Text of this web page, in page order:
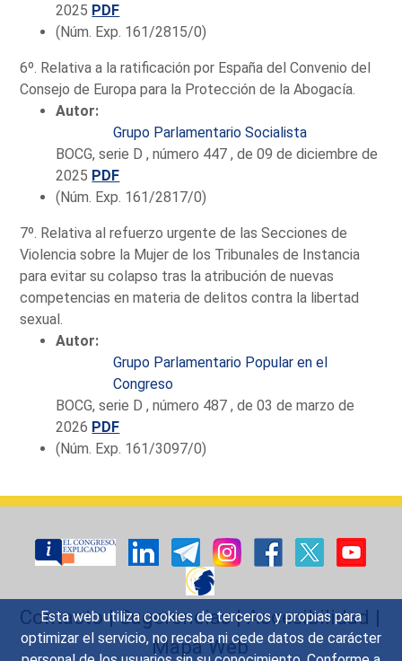
Esta web utiliza cookies de terceros y propias para
optimizar el servicio, no recaba ni cede datos de carácter
2025 PDF
(Núm. Exp. 161/2815/0)
6º. Relativa a la ratificación por España del Convenio del
Consejo de Europa para la Protección de la Abogacía.
Autor:
Grupo Parlamentario Socialista
BOCG, serie D , número 447 , de 09 de diciembre de
2025 PDF
(Núm. Exp. 161/2817/0)
7º. Relativa al refuerzo urgente de las Secciones de
Violencia sobre la Mujer de los Tribunales de Instancia
para evitar su colapso tras la atribución de nuevas
competencias en materia de delitos contra la libertad
sexual.
Autor:
Grupo Parlamentario Popular en el
Congreso
BOCG, serie D , número 487 , de 03 de marzo de
2026 PDF
(Núm. Exp. 161/3097/0)
Contacto|Sugerencias|Accesibilidad |
Mapa Web